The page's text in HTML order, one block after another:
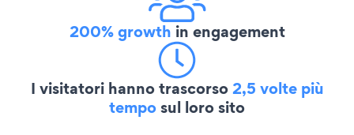
200% growth in engagement
I visitatori hanno trascorso2,5 volte più
temposul loro sito